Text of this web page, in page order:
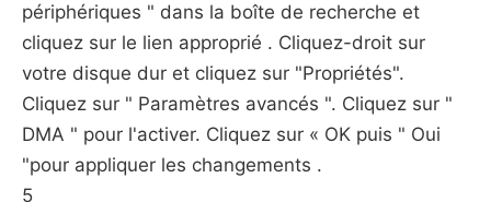
périphériques " dans la boîte de recherche et
cliquez sur le lien approprié . Cliquez-droit sur
votre disque dur et cliquez sur "Propriétés".
Cliquez sur " Paramètres avancés ". Cliquez sur "
DMA " pour l'activer. Cliquez sur « OK puis " Oui
"pour appliquer les changements .
5